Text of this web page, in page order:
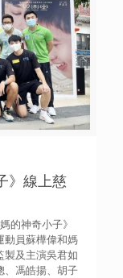
需要人士的生
，考驗臨場解難
）李健樂先生
工程學系合
學習更多工程知
青年所需的未來
本思考，了解社
案，為社會注入
會創新科學中
微控制器去製
設計公開賽及
與，展現編程
。 香港
獎項 學校名
紀念中學 初中
優異獎 香港培
蒲崗） 優異獎
》線上慈
的神奇小子》
動員蘇樺偉和媽
製及主演吳君如
、馮皓揚、胡子